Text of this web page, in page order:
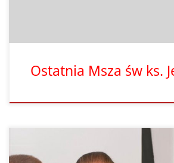
Ostatnia Msza św ks.